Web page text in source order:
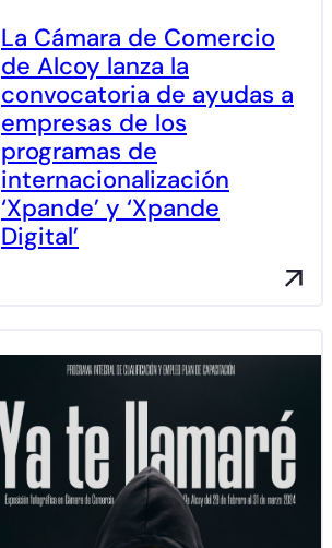
La Cámara de Comercio
de Alcoy lanza la
convocatoria de ayudas a
empresas de los
programas de
internacionalización
‘Xpande’ y ‘Xpande
Digital’